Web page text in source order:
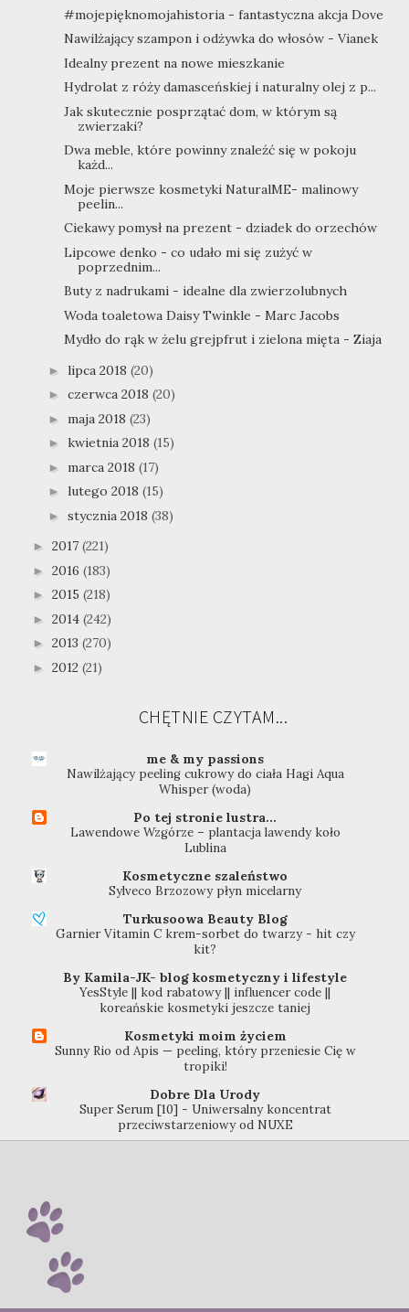
#mojepięknomojahistoria - fantastyczna akcja Dove
Nawilżający szampon i odżywka do włosów - Vianek
Idealny prezent na nowe mieszkanie
Hydrolat z róży damasceńskiej i naturalny olej z p...
Jak skutecznie posprzątać dom, w którym są
zwierzaki?
Dwa meble, które powinny znaleźć się w pokoju
każd...
Moje pierwsze kosmetyki NaturalME- malinowy
peelin...
Ciekawy pomysł na prezent - dziadek do orzechów
Lipcowe denko - co udało mi się zużyć w
poprzednim...
Buty z nadrukami - idealne dla zwierzolubnych
Woda toaletowa Daisy Twinkle - Marc Jacobs
Mydło do rąk w żelu grejpfrut i zielona mięta - Ziaja
► lipca 2018 (20)
► czerwca 2018 (20)
► maja 2018 (23)
► kwietnia 2018 (15)
► marca 2018 (17)
► lutego 2018 (15)
► stycznia 2018 (38)
► 2017 (221)
► 2016 (183)
► 2015 (218)
► 2014 (242)
► 2013 (270)
► 2012 (21)
CHĘTNIE CZYTAM...
me & my passions
Nawilżający peeling cukrowy do ciała Hagi Aqua
Whisper (woda)
Po tej stronie lustra...
Lawendowe Wzgórze – plantacja lawendy koło
Lublina
Kosmetyczne szaleństwo
Sylveco Brzozowy płyn micelarny
Turkusoowa Beauty Blog
Garnier Vitamin C krem-sorbet do twarzy - hit czy
kit?
By Kamila-JK- blog kosmetyczny i lifestyle
YesStyle || kod rabatowy || influencer code ||
koreańskie kosmetyki jeszcze taniej
Kosmetyki moim życiem
Sunny Rio od Apis — peeling, który przeniesie Cię w
tropiki!
Dobre Dla Urody
Super Serum [10] - Uniwersalny koncentrat
przeciwstarzeniowy od NUXE